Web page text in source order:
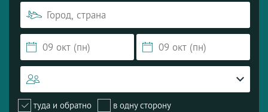
туда и обратно в одну сторону